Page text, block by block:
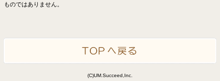
ものではありません。
(C)UM.Succeed,Inc.